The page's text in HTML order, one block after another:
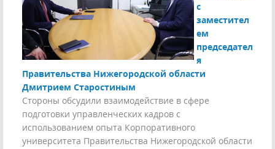
с
заместител
ем
председател
я
Правительства Нижегородской области
Дмитрием Старостиным
Стороны обсудили взаимодействие в сфере
подготовки управленческих кадров с
использованием опыта Корпоративного
университета Правительства Нижегородской области